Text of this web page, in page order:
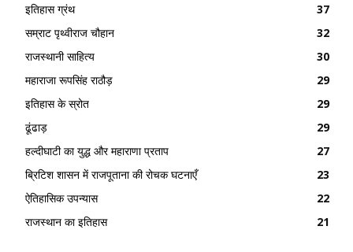
इतिहास ग्रंथ
37
सम्राट पृथ्वीराज चौहान
32
राजस्थानी साहित्य
30
महाराजा रूपसिंह राठौड़
29
इतिहास के स्रोत
29
ढूंढाड़
29
हल्दीघाटी का युद्ध और महाराणा प्रताप
27
ब्रिटिश शासन में राजपूताना की रोचक घटनाएँ
23
ऐतिहासिक उपन्यास
22
राजस्थान का इतिहास
21